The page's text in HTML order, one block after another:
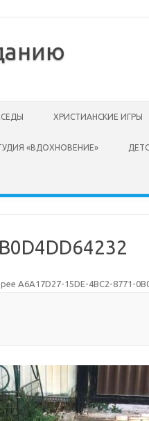
ХРИСТИАНСКИЕ ИГРЫ
«ВДОХНОВЕНИЕ»
A6A17D27-15DE-4BC2-8771-